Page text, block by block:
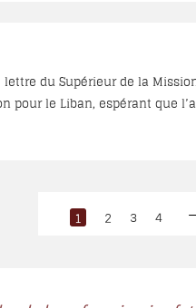
du Supérieur de la
pour le Liban, espérant que
1 2 3 4